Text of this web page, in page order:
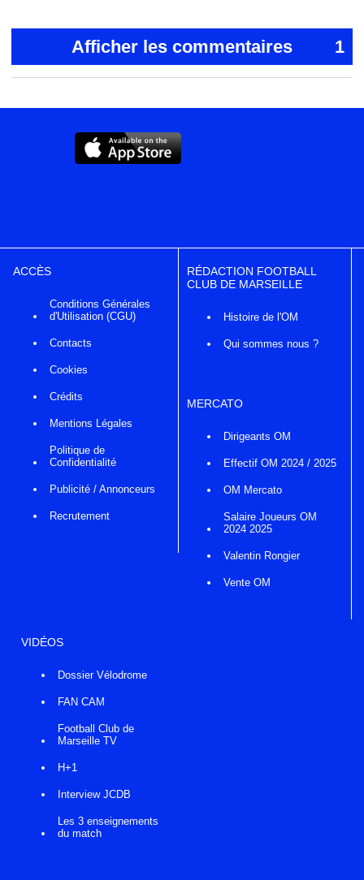
Afficher les commentaires 1
ACCÈS
Conditions Générales
d'Utilisation (CGU)
Contacts
Cookies
Crédits
Mentions Légales
Politique de
Confidentialité
Publicité / Annonceurs
Recrutement
RÉDACTION FOOTBALL
CLUB DE MARSEILLE
Histoire de l'OM
Qui sommes nous ?
MERCATO
Dirigeants OM
Effectif OM 2024 / 2025
OM Mercato
Salaire Joueurs OM
2024 2025
Valentin Rongier
Vente OM
VIDÉOS
Dossier Vélodrome
FAN CAM
Football Club de
Marseille TV
H+1
Interview JCDB
Les 3 enseignements
du match